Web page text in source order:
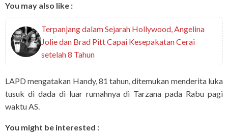
You may also like :
Terpanjang dalam Sejarah Hollywood, Angelina
Jolie dan Brad Pitt Capai Kesepakatan Cerai
setelah 8 Tahun
LAPD mengatakan Handy, 81 tahun, ditemukan menderita luka
tusuk di dada di luar rumahnya di Tarzana pada Rabu pagi
waktu AS.
You might be interested :